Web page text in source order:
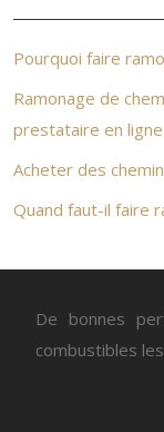
Pourquoi faire
Ramonage de
prestataire en ligne
Acheter des
Quand faut-il faire
De bonnes
combustibles